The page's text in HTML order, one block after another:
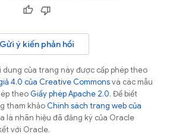
Gửi ý kiến phản hồi
dung của trang này được cấp phép theo
4.0 của Creative Commonsvà các mẫu
theoGiấy phép Apache 2.0. Để biết
tham khảoChính sách trang web của
là nhãn hiệu đã đăng ký của Oracle
với Oracle.